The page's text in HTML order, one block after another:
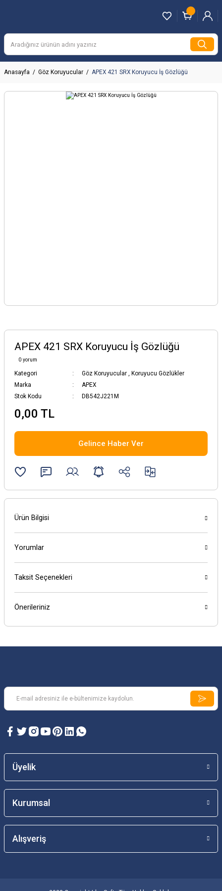
Anasayfa Göz Koruyucular APEX 421 SRX Koruyucu İş Gözlüğü
APEX 421 SRX Koruyucu İş Gözlüğü
0 yorum
Kategori Göz Koruyucular , Koruyucu Gözlükler
Marka
APEX
Stok Kodu
DB542J221M
0,00 TL
Gelince Haber Ver
Ürün Bilgisi
Yorumlar
Taksit Seçenekleri
Önerileriniz
Üyelik
Kurumsal
Alışveriş